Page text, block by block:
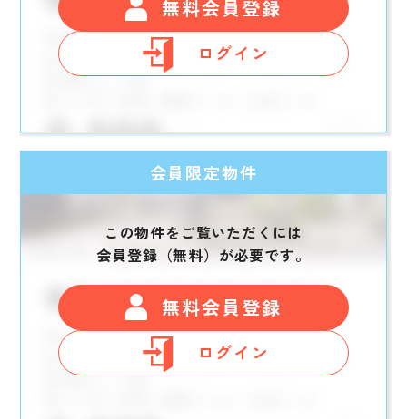
無料会員登録
ログイン
会員限定物件
この物件をご覧いただくには
会員登録（無料）が必要です。
無料会員登録
ログイン